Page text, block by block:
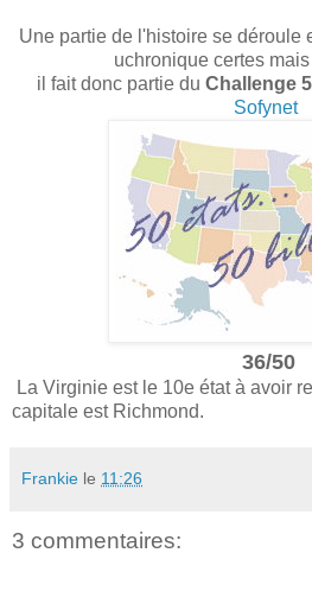
Une partie de l'histoire se déroule
uchronique certes
il fait donc partie du Challenge
Sofynet
36/50
La Virginie est le 10e état à avoir
capitale est Richmond.
Frankie le 11:26
3 commentaires: